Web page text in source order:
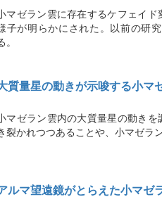
マゼラン雲に存在するケフェイ
子が明らかにされた。以前の研
。
質量星の動きが示唆する小マ
マゼラン雲内の大質量星の動き
裂かれつつあることや、小マゼラ
ルマ望遠鏡がとらえた小マゼ